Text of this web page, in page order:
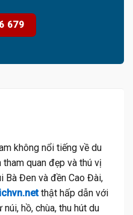
679
không nổi tiếng về du
quan đẹp và thú vị
Bà Đen và đền Cao Đài,
thật hấp dẫn với
hồ, chùa, thu hút du